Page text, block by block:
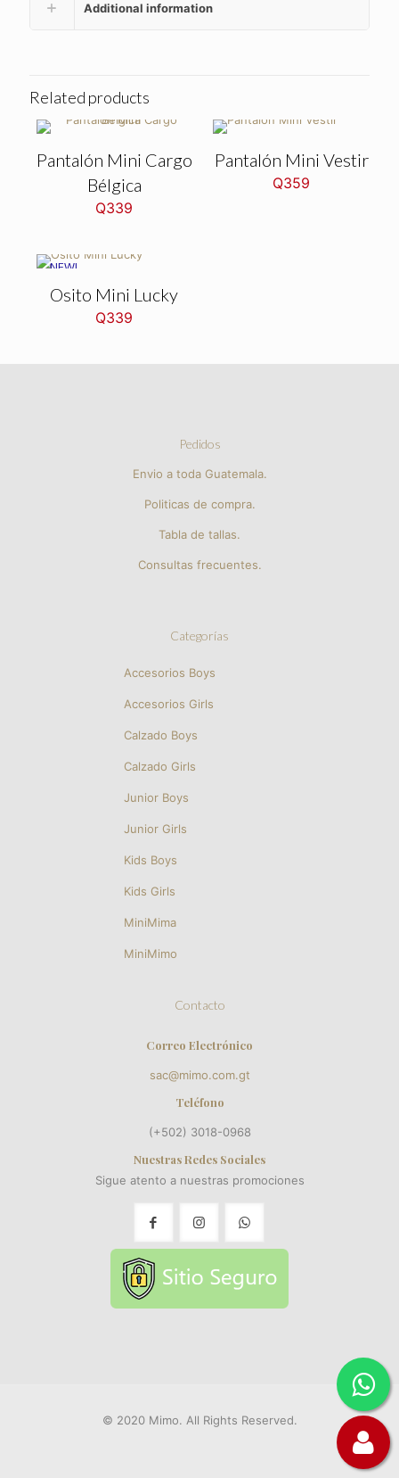
Additional information
Related products
Pantalón Mini Cargo
Bélgica
Q339
Pantalón Mini Vestir
Q359
NEW!
Osito Mini Lucky
Q339
Pedidos
Envio a toda Guatemala.
Politicas de compra.
Tabla de tallas.
Consultas frecuentes.
Categorías
Accesorios Boys
Accesorios Girls
Calzado Boys
Calzado Girls
Junior Boys
Junior Girls
Kids Boys
Kids Girls
MiniMima
MiniMimo
Contacto
Correo Electrónico
sac@mimo.com.gt
Teléfono
(+502) 3018-0968
Nuestras Redes Sociales
Sigue atento a nuestras promociones
© 2020 Mimo. All Rights Reserved.